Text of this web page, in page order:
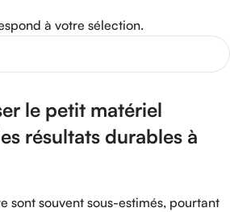
à votre sélection.
le petit matériel
résultats durables à
sont souvent sous-estimés, pourtant